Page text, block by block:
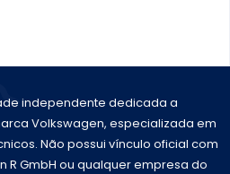
independente dedicada a
Volkswagen, especializada em
Não possui vínculo oficial com
R GmbH ou qualquer empresa do